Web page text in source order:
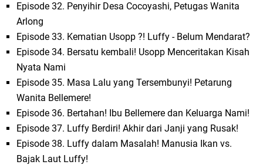
Episode 32. Penyihir Desa Cocoyashi, Petugas Wanita
Arlong
Episode 33. Kematian Usopp ?! Luffy - Belum Mendarat?
Episode 34. Bersatu kembali! Usopp Menceritakan Kisah
Nyata Nami
Episode 35. Masa Lalu yang Tersembunyi! Petarung
Wanita Bellemere!
Episode 36. Bertahan! Ibu Bellemere dan Keluarga Nami!
Episode 37. Luffy Berdiri! Akhir dari Janji yang Rusak!
Episode 38. Luffy dalam Masalah! Manusia Ikan vs.
Bajak Laut Luffy!